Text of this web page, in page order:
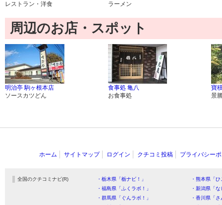
レストラン・洋食
ラーメン
周辺のお店・スポット
明治亭 駒ヶ根本店
ソースカツどん
食事処 亀八
お食事処
寶
景
ホーム サイトマップ ログイン クチコミ投稿 プライバシー
全国のクチコミナビ(R) ・栃木県「栃ナビ！」
・熊本県「
・福島県「ふくラボ！」
・新潟県「
・群馬県「ぐんラボ！」
・香川県「